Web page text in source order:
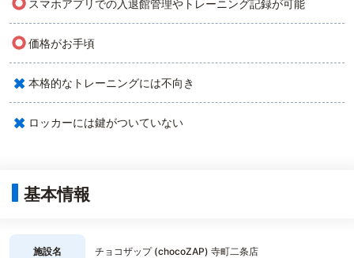
スマホアプリでの入退館管理やトレーニング記録が可能
○価格がお手頃
× 本格的なトレーニングには不向き
× ロッカーには鍵がついていない
基本情報
施設名 チョコザップ (chocoZAP) 寺町二条店